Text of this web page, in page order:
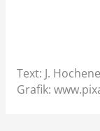
Text: J.
Grafik: